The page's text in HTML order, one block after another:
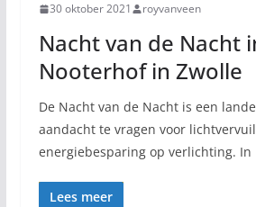
30 oktober 2021 royvanveen
Nacht van de Nacht
Nooterhof in Zwolle
De Nacht van de Nacht is een
aandacht te vragen voor
energiebesparing op verlichting. In
Lees meer